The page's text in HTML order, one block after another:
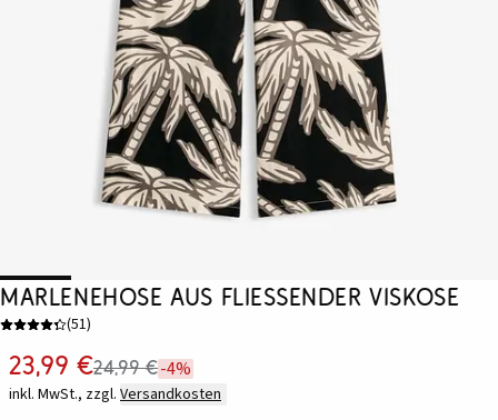
Marlenehose aus fließender Viskose
(51)
23,99 €24,99 €-4%
inkl. MwSt., zzgl. Versandkosten